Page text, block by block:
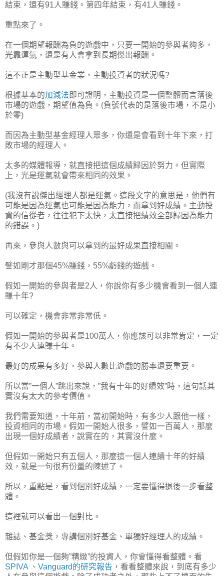
結束，還有91人賺錢。第四年結束，有41人賺錢。
重點來了。
在一個期望報酬為負的遊戲中，只要一開始的參與者夠多，
光靠運氣，還是有人會拿到長期傑出報酬。
這不正是主動型基金業，主動投資者的狀況嗎?
根據基本的加減法即可證明，主動投資是一個整體而言落後
市場的遊戲，期望值為負。(負號代表的是落後市場，不是小
於零)
而因為主動型基金經理人眾多，你還是會看到十年下來，打
敗市場的經理人。
太多的媒體報導，就直接把這個成績歸因於努力。但實際
上，光是運氣就會帶來相同的效果。
(我沒有說傑出經理人都是運氣。這段文字的意思是，他們有
可能是因為運氣也可能是因為能力，而拿到好成績。主動投
資的信從者，往往犯下太快，太直接把績效全部歸因為能力
的錯誤。)
再來，參與人數與可以拿到的最好成果直接相關。
譬如剛才那個45%賺錢，55%虧錢的遊戲。
假如一開始的參與者是2人，你說你有多少機會看到一個人連
賺十年?
可以確定，機會非常非常低。
假如一開始的參與者是100萬人，你應該可以非常肯定，一定
有不少人連賺十年。
最好的成果有多好，參與人數比遊戲的勝率還要重要。
所以當”一個人”跳出來說，”我有十年的好績效”時，這句話其
實沒有太大的參考價值。
我們需要知道，十年前，當初開始時，有多少人跟他一樣，
投資相同的市場。假如一開始人很多，譬如一百萬人，那麼
出現一個好成績者，說實在的，其實沒什麼。
但假如一開始只有五個人，那麼這一個人連續十年的好績
效，就是一句很有份量的陳述了。
所以，重點是，看到個別好成績，一定要懂得退後一步看整
體。
這裡就可以看出一個對比。
雜誌、基金獎，專講個別好基金、單獨好經理人的成績。
但假如你是一個夠”精緻”的投資人，你會懂得看整體。看
SPIVA 、 Vanguard的研究報告 ，看看整體來說，到底有多少